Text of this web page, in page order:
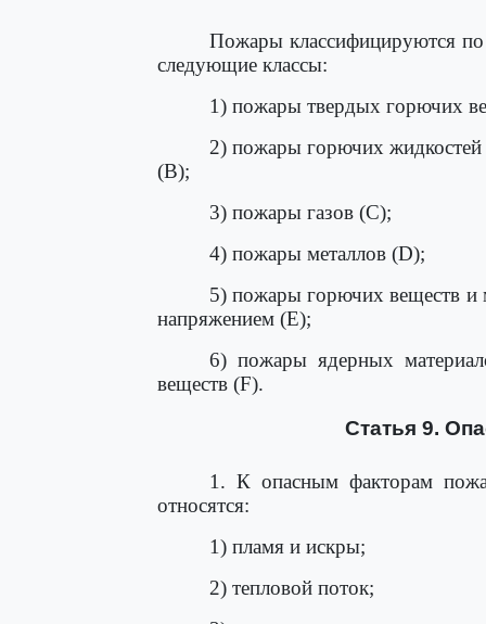
Пожары классифицируются по
следующие классы:
1) пожары твердых горючих
2) пожары горючих жидкостей
(B);
3) пожары газов (C);
4) пожары металлов (D);
5) пожары горючих веществ и
напряжением (E);
6) пожары ядерных
веществ (F).
Статья 9.
1. К опасным факторам
относятся:
1) пламя и искры;
2) тепловой поток;